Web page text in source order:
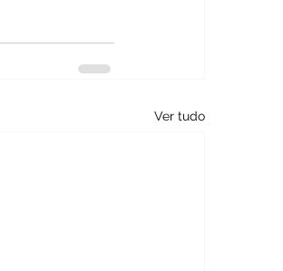
Ver tudo